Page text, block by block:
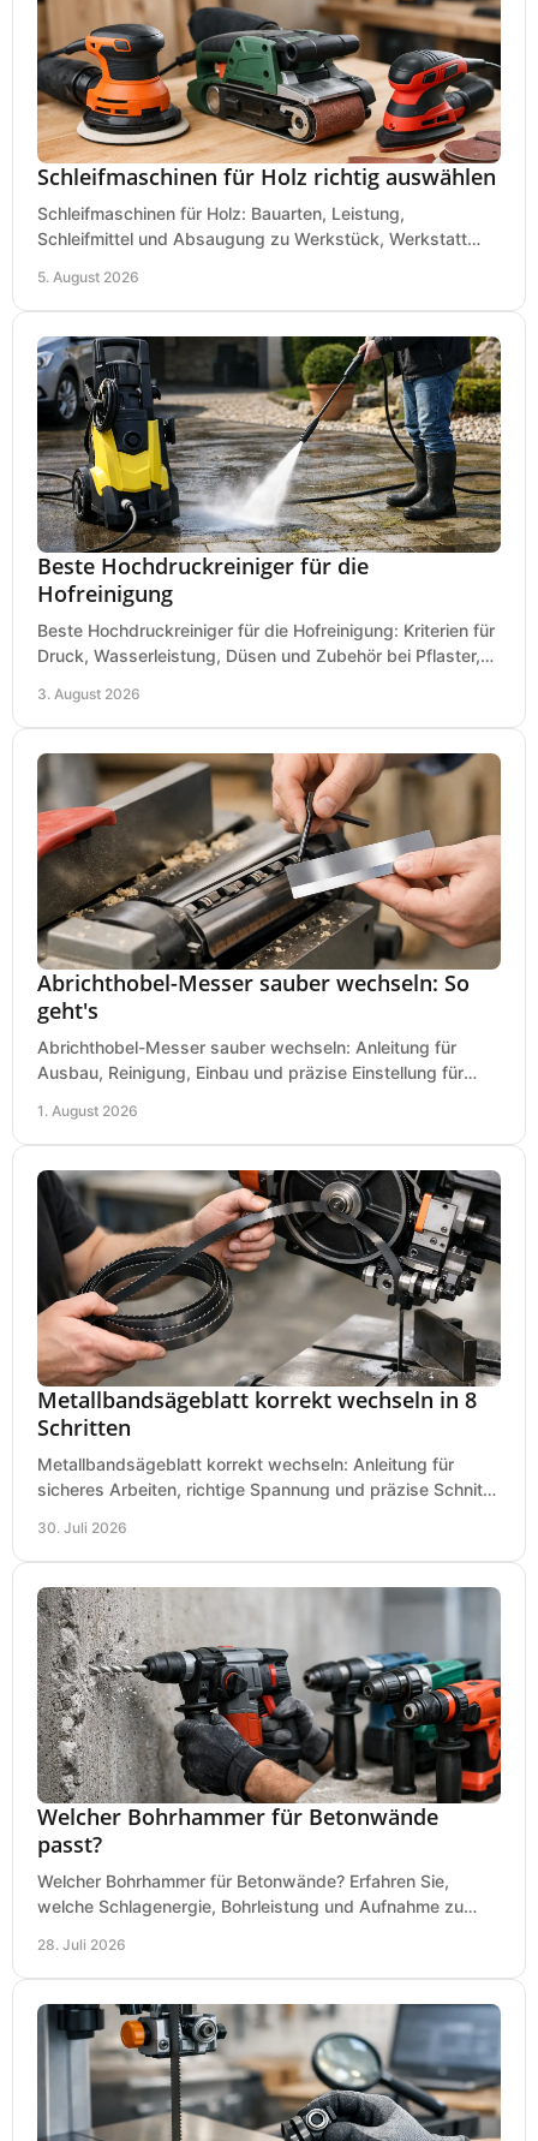
Schleifmaschinen für Holz richtig auswählen
Schleifmaschinen für Holz: Bauarten, Leistung,
Schleifmittel und Absaugung zu Werkstück, Werkstatt
5. August 2026
Beste Hochdruckreiniger für die
Hofreinigung
Beste Hochdruckreiniger für die Hofreinigung: Kriterien für
Druck, Wasserleistung, Düsen und Zubehör bei Pflaster,
3. August 2026
Abrichthobel-Messer sauber wechseln: So
geht's
Abrichthobel-Messer sauber wechseln: Anleitung für
Ausbau, Reinigung, Einbau und präzise Einstellung für
1. August 2026
Metallbandsägeblatt korrekt wechseln in 8
Schritten
Metallbandsägeblatt korrekt wechseln: Anleitung für
sicheres Arbeiten, richtige Spannung und präzise Schnitte
30. Juli 2026
Welcher Bohrhammer für Betonwände
passt?
Welcher Bohrhammer für Betonwände? Erfahren Sie,
welche Schlagenergie, Bohrleistung und Aufnahme zu
28. Juli 2026